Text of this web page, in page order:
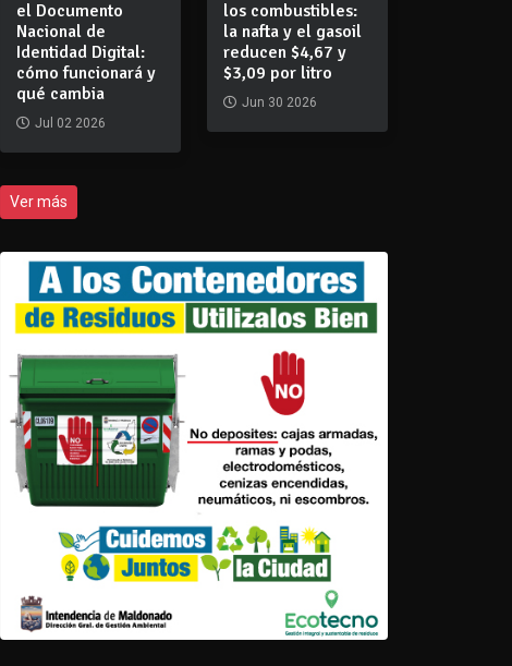
el Documento
Nacional de
Identidad Digital:
cómo funcionará y
qué cambia
Jul 02 2026
los combustibles:
la nafta y el gasoil
reducen $4,67 y
$3,09 por litro
Jun 30 2026
Ver más